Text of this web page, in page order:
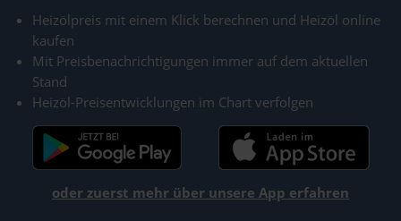
Heizölpreis mit einem Klick berechnen und Heizöl online
kaufen
Mit Preisbenachrichtigungen immer auf dem aktuellen
Stand
Heizöl-Preisentwicklungen im Chart verfolgen
oder zuerst mehr über unsere App erfahren